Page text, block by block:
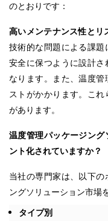
のとおりです：
高いメンテナンス性とリ
技術的な問題による課
安全に保つように設計
なります。また、温度
ストがかかります。こ
があります。
温度管理パッケージン
ント化されていますか？
当社の専門家は、以下
ングソリューション市場
タイプ別